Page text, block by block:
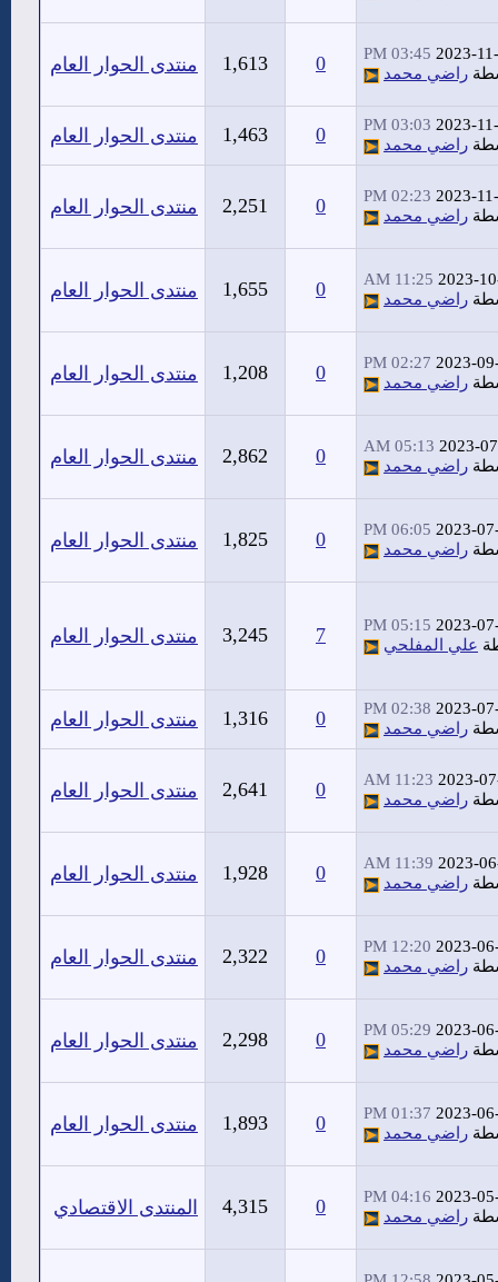
2023-
03:45 PM
راضي محمد 0
1,613 منتدى الحوار العام
2023-
03:03 PM
راضي محمد 0
1,463 منتدى الحوار العام
2023-
02:23 PM
راضي محمد 0
2,251 منتدى الحوار العام
2023-
11:25 AM
راضي محمد 0
1,655 منتدى الحوار العام
2023-
02:27 PM
راضي محمد 0
1,208 منتدى الحوار العام
2023-
05:13 AM
راضي محمد 0
2,862 منتدى الحوار العام
2023-
06:05 PM
راضي محمد 0
1,825 منتدى الحوار العام
2023-
05:15 PM
علي المفلحي 7
3,245 منتدى الحوار العام
2023-
02:38 PM
راضي محمد 0
1,316 منتدى الحوار العام
2023-
11:23 AM
راضي محمد 0
2,641 منتدى الحوار العام
2023-
11:39 AM
راضي محمد 0
1,928 منتدى الحوار العام
2023-
12:20 PM
راضي محمد 0
2,322 منتدى الحوار العام
2023-
05:29 PM
راضي محمد 0
2,298 منتدى الحوار العام
2023-
01:37 PM
راضي محمد 0
1,893 منتدى الحوار العام
2023-
04:16 PM
راضي محمد 0
4,315 المنتدى الاقتصادي